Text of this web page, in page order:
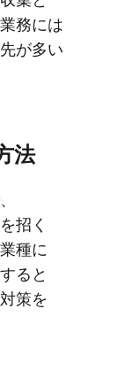
務には​
が​多い​
法
招く​
種に​
ると​
策を​